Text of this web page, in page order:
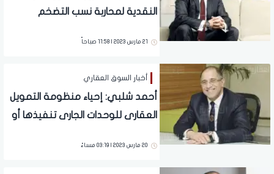
النقدية لمحاربة نسب التضخم
21 مارس 2023 | 11:58 صباحاً
أخبار السوق العقاري
أحمد شلبي: إحياء منظومة التمويل
العقارى للوحدات الجارى تنفيذها أو
20 مارس 2023 | 03:19 مساءً